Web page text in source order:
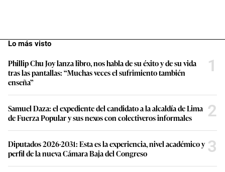
Lo más visto
Phillip Chu Joy lanza libro, nos habla de su éxito y de su vida
tras las pantallas: “Muchas veces el sufrimiento también
enseña”
1
Samuel Daza: el expediente del candidato a la alcaldía de Lima
de Fuerza Popular y sus nexos con colectiveros informales
2
Diputados 2026-2031: Esta es la experiencia, nivel académico y
perfil de la nueva Cámara Baja del Congreso
3